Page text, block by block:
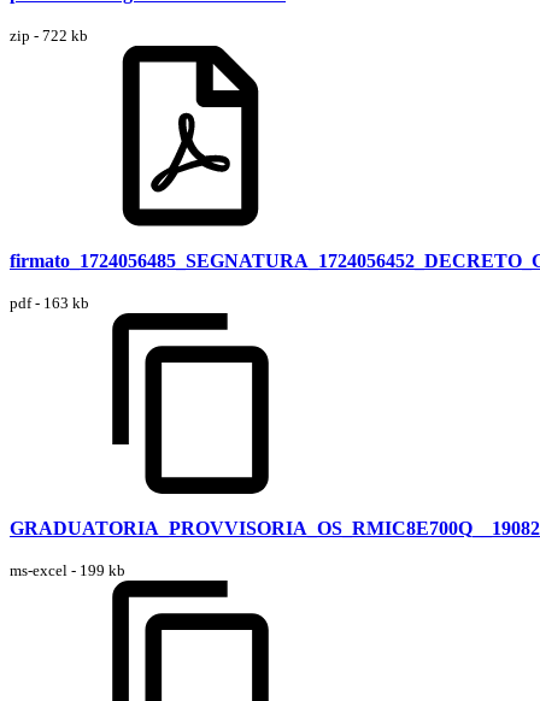
zip - 722 kb
pdf - 163 kb
ms-excel - 199 kb